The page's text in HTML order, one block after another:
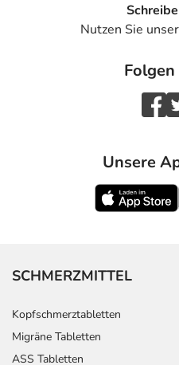
Nutzen Sie unser
Folgen
Unsere
SCHMERZMITTEL
Kopfschmerztabletten
Migräne Tabletten
ASS Tabletten